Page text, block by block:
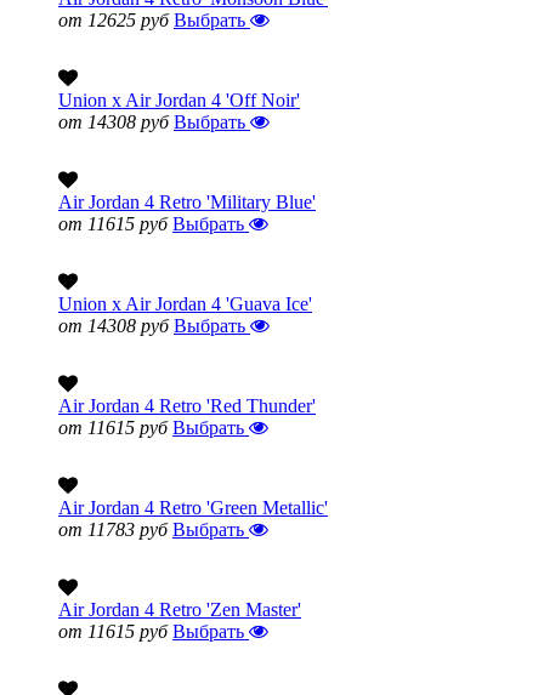
от 12625 руб Выбрать
Union x Air Jordan 4 'Off Noir'
от 14308 руб Выбрать
Air Jordan 4 Retro 'Military Blue'
от 11615 руб Выбрать
Union x Air Jordan 4 'Guava Ice'
от 14308 руб Выбрать
Air Jordan 4 Retro 'Red Thunder'
от 11615 руб Выбрать
Air Jordan 4 Retro 'Green Metallic'
от 11783 руб Выбрать
Air Jordan 4 Retro 'Zen Master'
от 11615 руб Выбрать